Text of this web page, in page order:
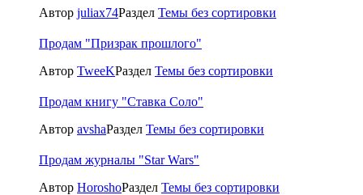
Автор juliax74Раздел Темы без сортировки
Продам "Призрак прошлого"
Автор TweeKРаздел Темы без сортировки
Продам книгу "Ставка Соло"
Автор avshaРаздел Темы без сортировки
Продам журналы "Star Wars"
Автор HoroshoРаздел Темы без сортировки